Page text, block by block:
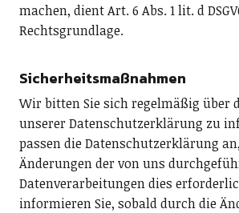
machen, dient Art. 6 Abs. 1 lit. d
Rechtsgrundlage.
Sicherheitsmaßnahmen
Wir bitten Sie sich regelmäßig über
unserer Datenschutzerklärung zu
passen die Datenschutzerklärung
Änderungen der von uns
Datenverarbeitungen dies
informieren Sie, sobald durch die